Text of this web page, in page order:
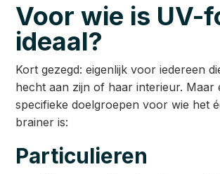
Voor wie is UV-
ideaal?
Kort gezegd: eigenlijk voor iedereen
hecht aan zijn of haar interieur. Maar
specifieke doelgroepen voor wie het
brainer is:
Particulieren